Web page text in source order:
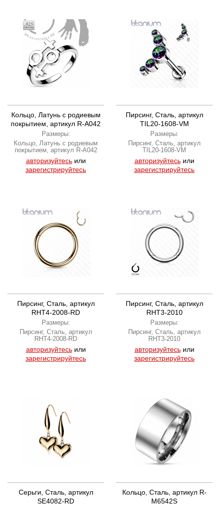
Кольцо, Латунь с родиевым
покрытием, артикул R-A042
Размеры:
Кольцо, Латунь с родиевым
покрытием, артикул R-A042
авторизуйтесьили
зарегистрируйтесь
Пирсинг, Сталь, артикул
TIL20-1608-VM
Размеры:
Пирсинг, Сталь, артикул
TIL20-1608-VM
авторизуйтесьили
зарегистрируйтесь
Пирсинг, Сталь, артикул
RHT4-2008-RD
Размеры:
Пирсинг, Сталь, артикул
RHT4-2008-RD
авторизуйтесьили
зарегистрируйтесь
Пирсинг, Сталь, артикул
RHT3-2010
Размеры:
Пирсинг, Сталь, артикул
RHT3-2010
авторизуйтесьили
зарегистрируйтесь
Серьги, Сталь, артикул
SE4082-RD
Кольцо, Сталь, артикул R-
M6542S